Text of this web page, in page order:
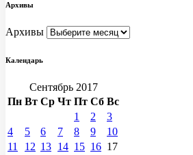
Архивы
Архивы
Календарь
Сентябрь 2017
Пн Вт Ср Чт Пт Сб Вс
1
2
3
4
5 6 7 8 9
10
11
12 13 14 15 16 17